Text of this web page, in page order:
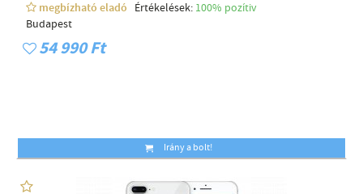
megbízható eladó
Értékelések: 100% pozítiv
Budapest
54 990 Ft
Irány a bolt!